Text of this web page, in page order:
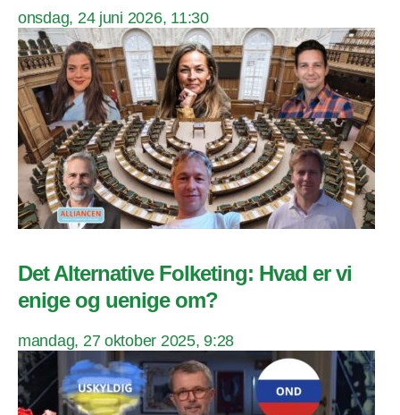
onsdag, 24 juni 2026, 11:30
Det Alternative Folketing: Hvad er vi
enige og uenige om?
mandag, 27 oktober 2025, 9:28